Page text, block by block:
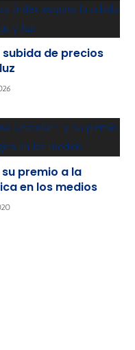
subida de precios
premio a la
en los medios